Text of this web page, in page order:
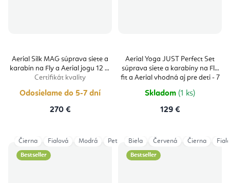
Aerial Silk MAG súprava siete a
karabín na Fly a Aerial jogu 12 m
Certifikát kvality
Odosielame do 5-7 dní
270 €
Aerial Yoga JUST Perfect Set
súprava siete a karabíny na Fly
fit a Aerial vhodná aj pre deti - 7
Skladom (1 ks)
129 €
Bestseller
Čierna Fialová Modrá Petrol Ružová Sivá Tyrkysová
Bestseller
Biela Červená Čierna